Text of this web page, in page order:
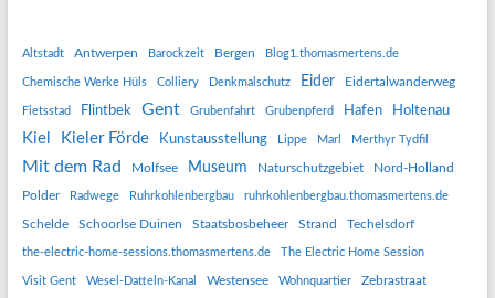
Altstadt Antwerpen Barockzeit Bergen Blog1.thomasmertens.de
Chemische Werke Hüls Colliery Denkmalschutz Eider Eidertalwanderweg
Fietsstad Flintbek Gent Grubenfahrt Grubenpferd Hafen Holtenau
Kiel Kieler Förde Kunstausstellung Lippe Marl Merthyr Tydfil
Mit dem Rad Molfsee Museum Naturschutzgebiet Nord-Holland
Polder Radwege Ruhrkohlenbergbau ruhrkohlenbergbau.thomasmertens.de
Schelde Schoorlse Duinen Staatsbosbeheer Strand Techelsdorf
the-electric-home-sessions.thomasmertens.de The Electric Home Session
Visit Gent Wesel-Datteln-Kanal Westensee Wohnquartier Zebrastraat